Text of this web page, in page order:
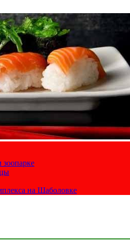
на Шаболовке